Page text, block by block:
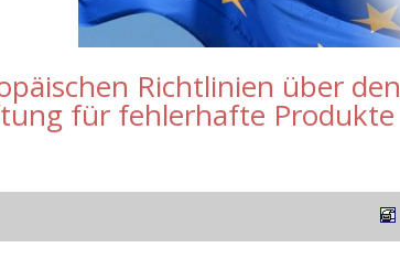
Richtlinien über den
für fehlerhafte Produkte